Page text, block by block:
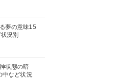
夢の意味15
況別
状態の暗
中など状況